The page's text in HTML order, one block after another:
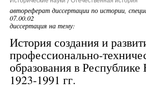
автореферат диссертации по истории,
07.00.02
диссертация на тему:
История создания и
профессионально-
образования в Республике
1923-1991 гг.